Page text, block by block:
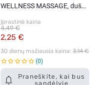
Praneškite, kai bus
sandėlyje
WELLNESS MASSAGE, dušo
Įprastinė kaina
2,25 €
4,49 €
30 dienų mažiausia kaina: 3,14 €
0